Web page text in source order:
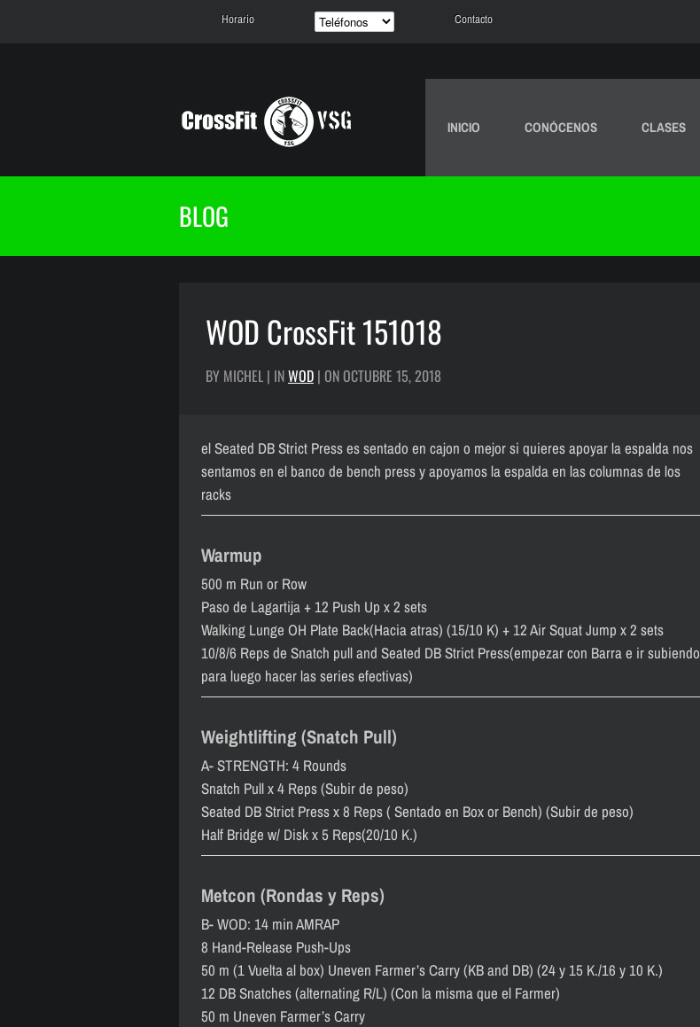
Horario Contacto
INICIO CONÓCENOS CLASES
BLOG
WOD CrossFit 151018
BY MICHEL | INWOD | ON OCTUBRE 15, 2018
el Seated DB Strict Press es sentado en cajon o mejor si quieres apoyar la espalda nos
sentamos en el banco de bench press y apoyamos la espalda en las columnas de los
racks
Warmup
500 m Run or Row
Paso de Lagartija + 12 Push Up x 2 sets
Walking Lunge OH Plate Back(Hacia atras) (15/10 K) + 12 Air Squat Jump x 2 sets
10/8/6 Reps de Snatch pull and Seated DB Strict Press(empezar con Barra e ir subiendo
para luego hacer las series efectivas)
Weightlifting (Snatch Pull)
A- STRENGTH: 4 Rounds
Snatch Pull x 4 Reps (Subir de peso)
Seated DB Strict Press x 8 Reps ( Sentado en Box or Bench) (Subir de peso)
Half Bridge w/ Disk x 5 Reps(20/10 K.)
Metcon (Rondas y Reps)
B- WOD: 14 min AMRAP
8 Hand-Release Push-Ups
50 m (1 Vuelta al box) Uneven Farmer’s Carry (KB and DB) (24 y 15 K./16 y 10 K.)
12 DB Snatches (alternating R/L) (Con la misma que el Farmer)
50 m Uneven Farmer’s Carry